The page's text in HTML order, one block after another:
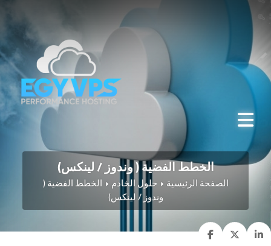
الخطط الفضية ( وندوز / لينكس)
الصفحة الرئيسية حلول الخادم
الخطط الفضية (
وندوز / لينكس)